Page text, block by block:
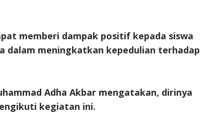
memberi dampak positif kepada siswa
meningkatkan kepedulian terhadap
Adha Akbar mengatakan, dirinya
kegiatan ini.